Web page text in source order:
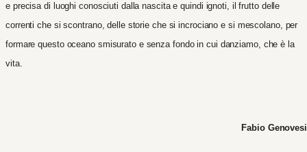
e precisa di luoghi conosciuti dalla nascita e quindi ignoti, il frutto delle
correnti che si scontrano, delle storie che si incrociano e si mescolano, per
formare questo oceano smisurato e senza fondo in cui danziamo, che è la
vita.
Fabio Genovesi